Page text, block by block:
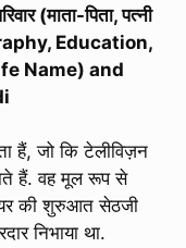
(माता-पिता, पत्नी
Education,
Name) and
हैं, जो कि टेलीविज़न
हैं. वह मूल रूप से
की शुरुआत सेठजी
निभाया था.